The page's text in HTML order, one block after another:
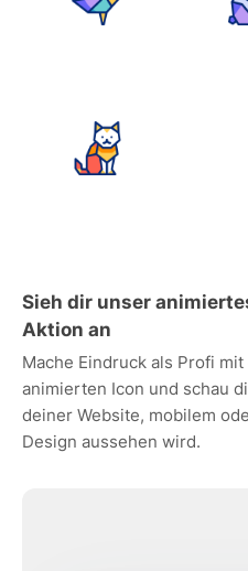
Sieh dir unser
Aktion an
Mache Eindruck als Profi
animierten Icon und schau
deiner Website, mobilem
Design aussehen wird.